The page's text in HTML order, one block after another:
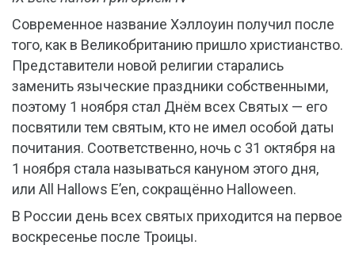
Современное название Хэллоуин получил после
того, как в Великобританию пришло христианство.
Представители новой религии старались
заменить языческие праздники собственными,
поэтому 1 ноября стал Днём всех Святых — его
посвятили тем святым, кто не имел особой даты
почитания. Соответственно, ночь с 31 октября на
1 ноября стала называться кануном этого дня,
или All Hallows E’en, сокращённо Halloween.
В России день всех святых приходится на первое
воскресенье после Троицы.